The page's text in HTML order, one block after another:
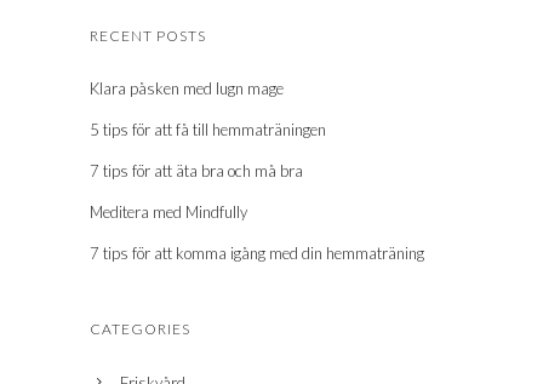
RECENT POSTS
Klara påsken med lugn mage
5 tips för att få till hemmaträningen
7 tips för att äta bra och må bra
Meditera med Mindfully
7 tips för att komma igång med din hemmaträning
CATEGORIES